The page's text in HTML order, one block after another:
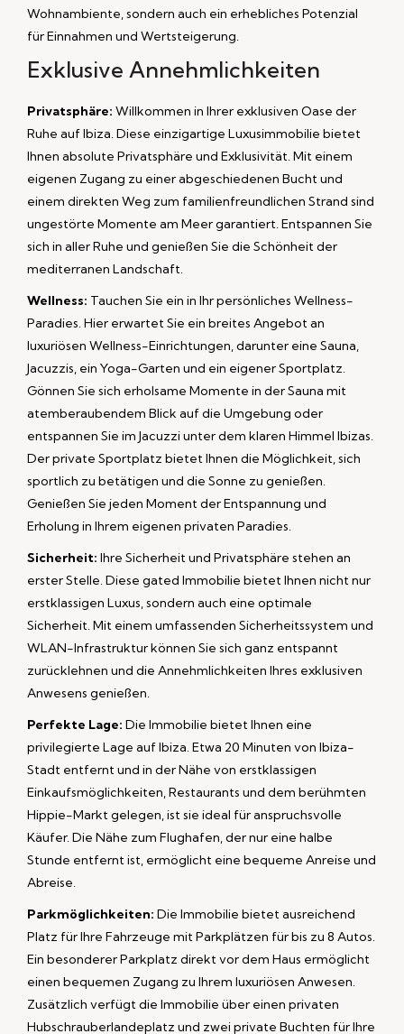
Wohnambiente, sondern auch ein erhebliches Potenzial
für Einnahmen und Wertsteigerung.
Exklusive Annehmlichkeiten
Privatsphäre: Willkommen in Ihrer exklusiven Oase der
Ruhe auf Ibiza. Diese einzigartige Luxusimmobilie bietet
Ihnen absolute Privatsphäre und Exklusivität. Mit einem
eigenen Zugang zu einer abgeschiedenen Bucht und
einem direkten Weg zum familienfreundlichen Strand sind
ungestörte Momente am Meer garantiert. Entspannen Sie
sich in aller Ruhe und genießen Sie die Schönheit der
mediterranen Landschaft.
Wellness: Tauchen Sie ein in Ihr persönliches Wellness-
Paradies. Hier erwartet Sie ein breites Angebot an
luxuriösen Wellness-Einrichtungen, darunter eine Sauna,
Jacuzzis, ein Yoga-Garten und ein eigener Sportplatz.
Gönnen Sie sich erholsame Momente in der Sauna mit
atemberaubendem Blick auf die Umgebung oder
entspannen Sie im Jacuzzi unter dem klaren Himmel Ibizas.
Der private Sportplatz bietet Ihnen die Möglichkeit, sich
sportlich zu betätigen und die Sonne zu genießen.
Genießen Sie jeden Moment der Entspannung und
Erholung in Ihrem eigenen privaten Paradies.
Sicherheit: Ihre Sicherheit und Privatsphäre stehen an
erster Stelle. Diese gated Immobilie bietet Ihnen nicht nur
erstklassigen Luxus, sondern auch eine optimale
Sicherheit. Mit einem umfassenden Sicherheitssystem und
WLAN-Infrastruktur können Sie sich ganz entspannt
zurücklehnen und die Annehmlichkeiten Ihres exklusiven
Anwesens genießen.
Perfekte Lage: Die Immobilie bietet Ihnen eine
privilegierte Lage auf Ibiza. Etwa 20 Minuten von Ibiza-
Stadt entfernt und in der Nähe von erstklassigen
Einkaufsmöglichkeiten, Restaurants und dem berühmten
Hippie-Markt gelegen, ist sie ideal für anspruchsvolle
Käufer. Die Nähe zum Flughafen, der nur eine halbe
Stunde entfernt ist, ermöglicht eine bequeme Anreise und
Abreise.
Parkmöglichkeiten: Die Immobilie bietet ausreichend
Platz für Ihre Fahrzeuge mit Parkplätzen für bis zu 8 Autos.
Ein besonderer Parkplatz direkt vor dem Haus ermöglicht
einen bequemen Zugang zu Ihrem luxuriösen Anwesen.
Zusätzlich verfügt die Immobilie über einen privaten
Hubschrauberlandeplatz und zwei private Buchten für Ihre